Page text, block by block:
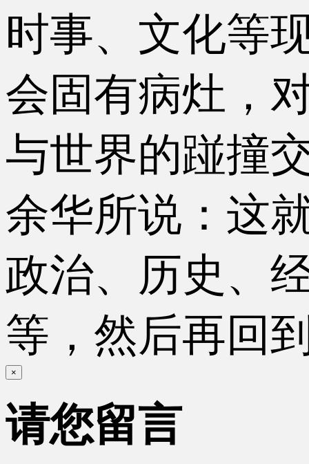
时事、文化等
会固有病灶，
与世界的踫撞
余华所说：这
政治、历史、
等，然后再回
×
请您留言